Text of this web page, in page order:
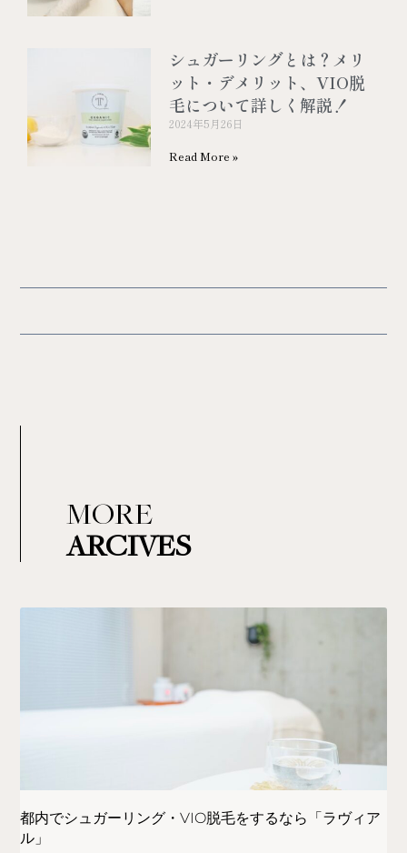
シュガーリングとは？メリ
ット・デメリット、VIO脱
毛について詳しく解説！
2024年5月26日
Read More »
MORE
ARCIVES
都内でシュガーリング・VIO脱毛をするなら「ラヴィア
ル」